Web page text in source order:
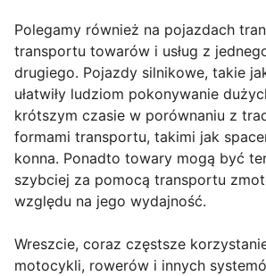
Polegamy również na pojazdach
transportu towarów i usług z
drugiego. Pojazdy silnikowe, takie
ułatwiły ludziom pokonywanie
krótszym czasie w porównaniu z
formami transportu, takimi jak
konna. Ponadto towary mogą być
szybciej za pomocą transportu
względu na jego wydajność.
Wreszcie, coraz częstsze
motocykli, rowerów i innych